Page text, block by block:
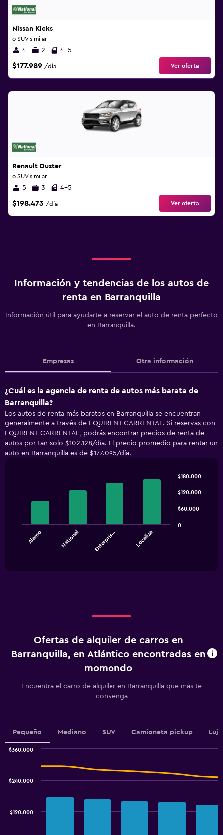
Nissan Kicks
o SUV similar
4 2 4-5
$177.989 /día Ver oferta
Renault Duster
o SUV similar
5 3 4-5
$198.473 /día Ver oferta
Información y tendencias de los autos de
renta en Barranquilla
Información útil para ayudarte a reservar el auto de renta perfecto
en Barranquilla.
Empresas Otra información
¿Cuál es la agencia de renta de autos más barata de
Barranquilla?
Los autos de renta más baratos en Barranquilla se encuentran
generalmente a través de EQUIRENT CARRENTAL. Si reservas con
EQUIRENT CARRENTAL, podrás encontrar precios de renta de
autos por tan solo $102.128/día. El precio promedio para rentar un
auto en Barranquilla es de $177.095/día.
chart
The
chart
chart
axis
to
180000.
graphic.
Alamo National Enterpris… Localiza
0
$60.000
$120.000
$180.000
Ofertas de alquiler de carros en
Barranquilla, en Atlántico encontradas en
momondo
Encuentra el carro de alquiler en Barranquilla que más te
convenga
Pequeño Mediano SUV Camioneta pickup Lujo
$120.000
$240.000
$360.000